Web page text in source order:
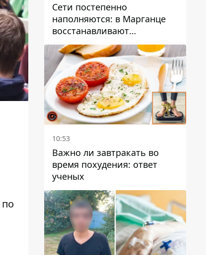
Сети постепенно
наполняются: в Марганце
восстанавливают
водоснабжение
10:53
Важно ли завтракать во
время похудения: ответ
ученых